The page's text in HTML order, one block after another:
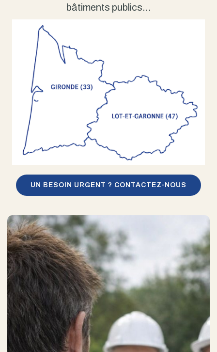
bâtiments publics…
UN BESOIN URGENT ? CONTACTEZ-NOUS